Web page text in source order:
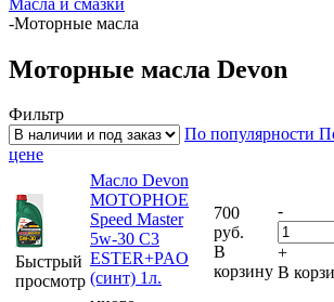
-Моторные масла
Моторные масла Devon
Фильтр
По популярности
цене
Быстрый
просмотр
Масло Devon
МОТОРНОЕ
Speed Master
5w-30 C3
ESTER+PAO
(синт) 1л.
700
руб.
В
корзину
-
+
В